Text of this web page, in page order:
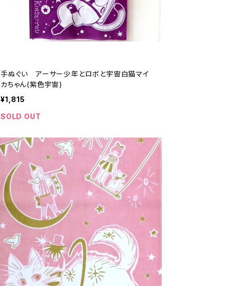
手ぬぐい アーサー少年とロボと宇宙白猫マイ
カちゃん(紫色宇宙)
¥1,815
SOLD OUT